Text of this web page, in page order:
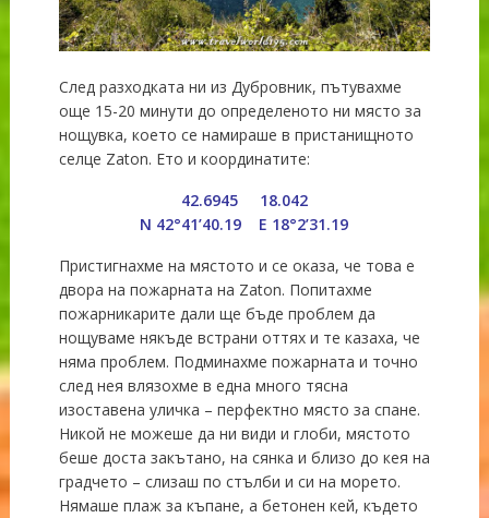
След разходката ни из Дубровник, пътувахме
още 15-20 минути до определеното ни място за
нощувка, което се намираше в пристанищното
селце Zaton. Ето и координатите:
42.6945 18.042
N 42°41’40.19 E 18°2’31.19
Пристигнахме на мястото и се оказа, че това е
двора на пожарната на Zaton. Попитахме
пожарникарите дали ще бъде проблем да
нощуваме някъде встрани оттях и те казаха, че
няма проблем. Подминахме пожарната и точно
след нея влязохме в една много тясна
изоставена уличка – перфектно място за спане.
Никой не можеше да ни види и глоби, мястото
беше доста закътано, на сянка и близо до кея на
градчето – слизаш по стълби и си на морето.
Нямаше плаж за къпане, а бетонен кей, където